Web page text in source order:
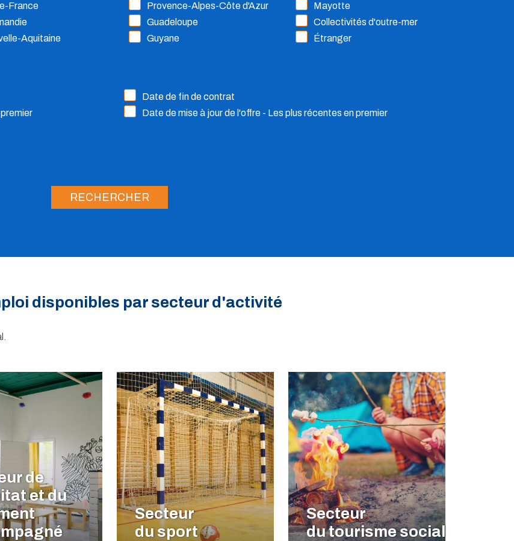
France
Aquitaine
Provence-Alpes-Côte d'Azur
Guadeloupe
Guyane
Mayotte
Collectivités d'outre-mer
Étranger
Date de fin de contrat
Date de mise à jour de l'offre - Les plus récentes en premier
RECHERCHER
disponibles par secteur d'activité
de
et du
Secteur
du sport
Secteur
du tourisme social